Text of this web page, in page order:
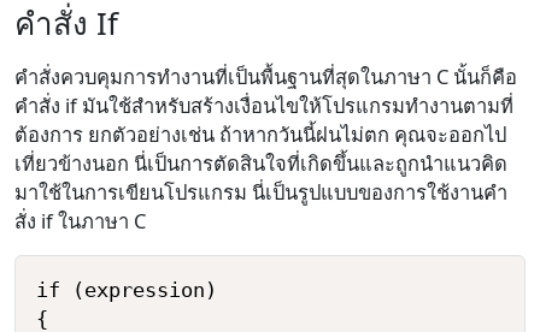
คำสั่ง If
คำสั่งควบคุมการทำงานที่เป็นพื้นฐานที่สุดในภาษา C นั้นก็คือ
คำสั่ง if มันใช้สำหรับสร้างเงื่อนไขให้โปรแกรมทำงานตามที่
ต้องการ ยกตัวอย่างเช่น ถ้าหากวันนี้ฝนไม่ตก คุณจะออกไป
เที่ยวข้างนอก นี่เป็นการตัดสินใจที่เกิดขึ้นและถูกนำแนวคิด
มาใช้ในการเขียนโปรแกรม นี่เป็นรูปแบบของการใช้งานคำ
สั่ง if ในภาษา C
if (expression)
{